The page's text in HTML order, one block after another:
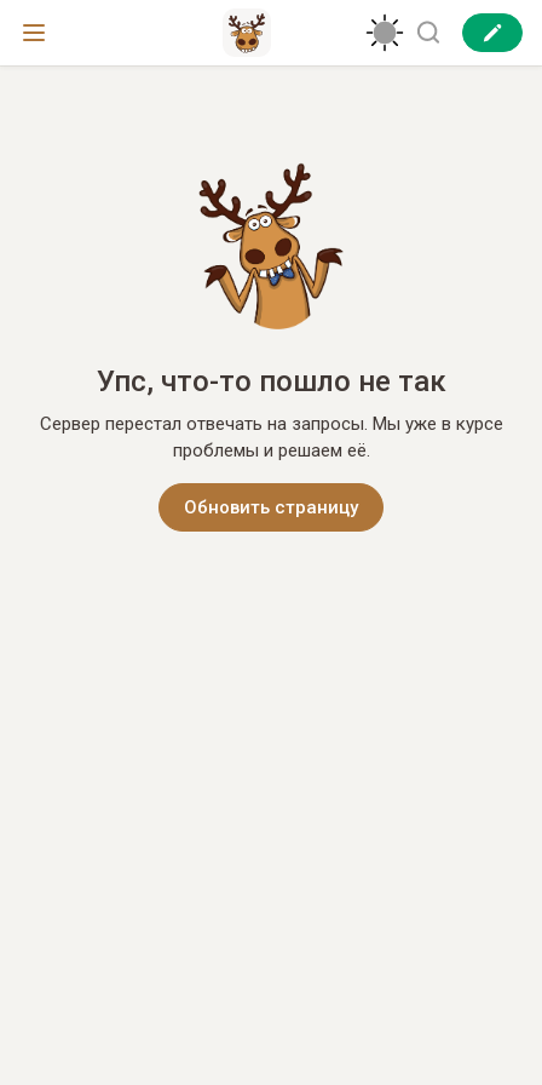
Упс, что-то пошло не так
Сервер перестал отвечать на запросы. Мы уже в курсе
проблемы и решаем её.
Обновить страницу